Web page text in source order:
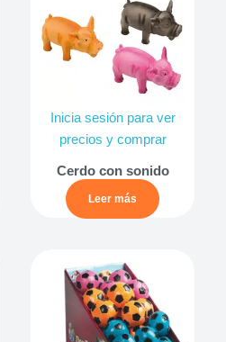
Inicia sesión para ver
precios y comprar
Cerdo con sonido
Leer más